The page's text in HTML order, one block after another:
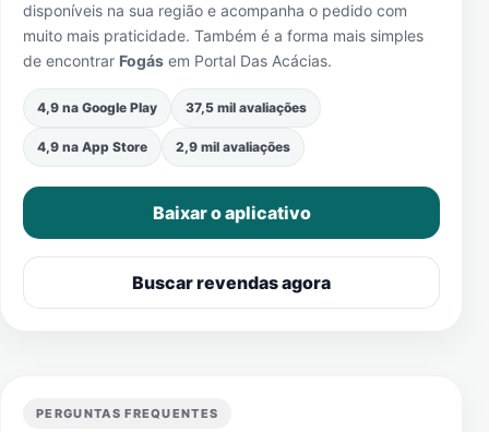
disponíveis na sua região e acompanha o pedido com
muito mais praticidade. Também é a forma mais simples
de encontrar Fogás em Portal Das Acácias.
4,9 na Google Play 37,5 mil avaliações
4,9 na App Store 2,9 mil avaliações
Baixar o aplicativo
Buscar revendas agora
PERGUNTAS FREQUENTES